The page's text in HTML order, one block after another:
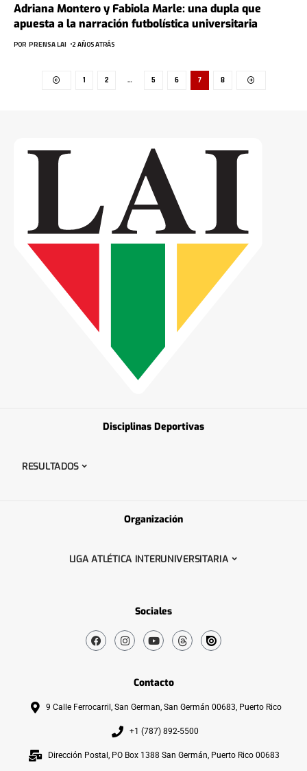
Adriana Montero y Fabiola Marle: una dupla que
apuesta a la narración futbolística universitaria
POR PRENSA LAI 2 AÑOS ATRÁS
1 2 … 5 6 7 8
Disciplinas Deportivas
RESULTADOS
Organización
LIGA ATLÉTICA INTERUNIVERSITARIA
Sociales
Contacto
9 Calle Ferrocarril, San German, San Germán 00683, Puerto Rico
+1 (787) 892-5500
Dirección Postal, PO Box 1388 San Germán, Puerto Rico 00683